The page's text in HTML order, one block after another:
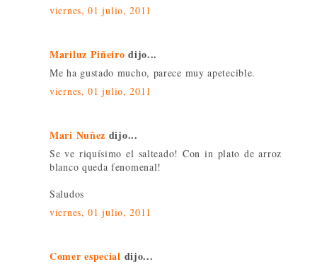
viernes, 01 julio, 2011
Mariluz Piñeiro dijo...
Me ha gustado mucho, parece muy apetecible.
viernes, 01 julio, 2011
Mari Nuñez dijo...
Se ve riquísimo el salteado! Con in plato de arroz
blanco queda fenomenal!
Saludos
viernes, 01 julio, 2011
Comer especial dijo...